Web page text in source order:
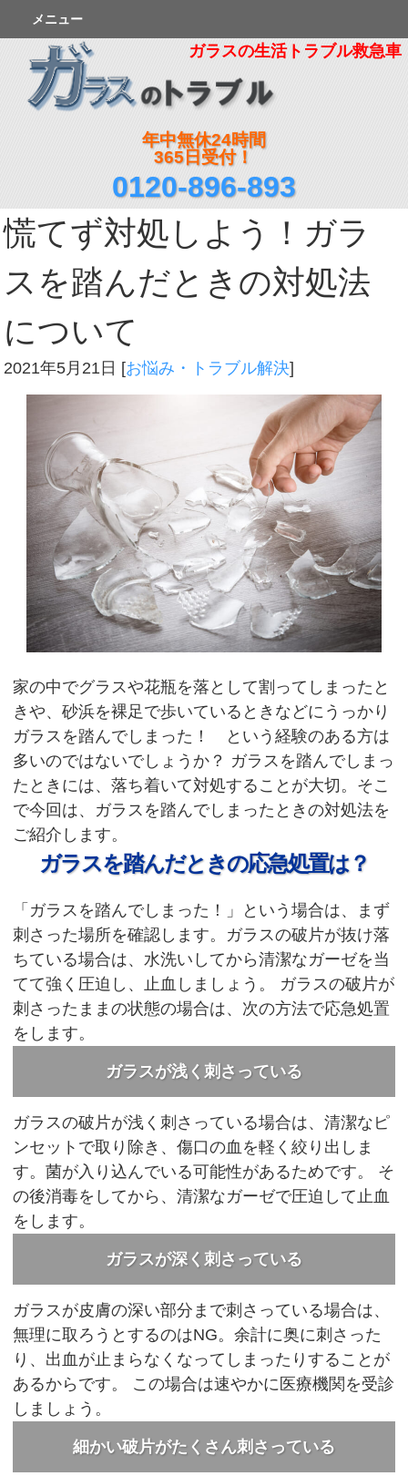
ガラスの生活トラブル救急車
年中無休24時間
365日受付！
0120-896-893
メニュー
慌てず対処しよう！ガラ
スを踏んだときの対処法
について
2021年5月21日 [お悩み・トラブル解決]
家の中でグラスや花瓶を落として割ってしまったと
きや、砂浜を裸足で歩いているときなどにうっかり
ガラスを踏んでしまった！ という経験のある方は
多いのではないでしょうか？ ガラスを踏んでしまっ
たときには、落ち着いて対処することが大切。そこ
で今回は、ガラスを踏んでしまったときの対処法を
ご紹介します。
ガラスを踏んだときの応急処置は？
「ガラスを踏んでしまった！」という場合は、まず
刺さった場所を確認します。ガラスの破片が抜け落
ちている場合は、水洗いしてから清潔なガーゼを当
てて強く圧迫し、止血しましょう。
ガラスの破片が
刺さったままの状態の場合は、次の方法で応急処置
をします。
ガラスが浅く刺さっている
ガラスの破片が浅く刺さっている場合は、清潔なピ
ンセットで取り除き、傷口の血を軽く絞り出しま
す。菌が入り込んでいる可能性があるためです。
そ
の後消毒をしてから、清潔なガーゼで圧迫して止血
をします。
ガラスが深く刺さっている
ガラスが皮膚の深い部分まで刺さっている場合は、
無理に取ろうとするのはNG。余計に奥に刺さった
り、出血が止まらなくなってしまったりすることが
あるからです。
この場合は速やかに医療機関を受診
しましょう。
細かい破片がたくさん刺さっている